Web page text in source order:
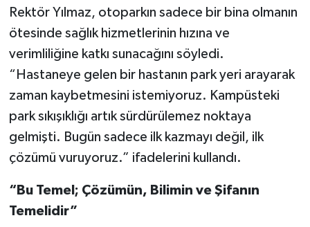
Rektör Yılmaz, otoparkın sadece bir bina olmanın
ötesinde sağlık hizmetlerinin hızına ve
verimliliğine katkı sunacağını söyledi.
“Hastaneye gelen bir hastanın park yeri arayarak
zaman kaybetmesini istemiyoruz. Kampüsteki
park sıkışıklığı artık sürdürülemez noktaya
gelmişti. Bugün sadece ilk kazmayı değil, ilk
çözümü vuruyoruz.” ifadelerini kullandı.
“Bu Temel; Çözümün, Bilimin ve Şifanın
Temelidir”